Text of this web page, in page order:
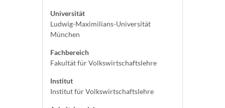
Universität
Ludwig-Maximilians-Universität
München
Fachbereich
Fakultät für Volkswirtschaftslehre
Institut
Institut für Volkswirtschaftslehre